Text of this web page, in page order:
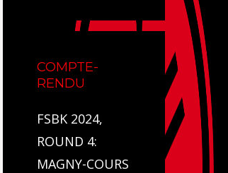
COMPTE-
RENDU
FSBK 2024,
ROUND 4:
MAGNY-COURS